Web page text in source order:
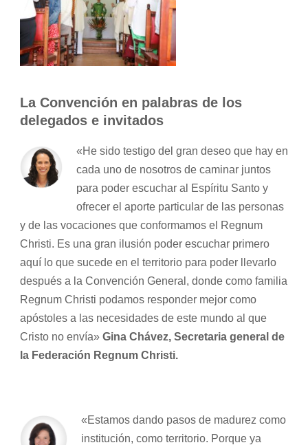
La Convención en palabras de los
delegados e invitados
«He sido testigo del gran deseo que hay en
cada uno de nosotros de caminar juntos
para poder escuchar al Espíritu Santo y
ofrecer el aporte particular de las personas
y de las vocaciones que conformamos el Regnum
Christi. Es una gran ilusión poder escuchar primero
aquí lo que sucede en el territorio para poder llevarlo
después a la Convención General, donde como familia
Regnum Christi podamos responder mejor como
apóstoles a las necesidades de este mundo al que
Cristo no envía» Gina Chávez, Secretaria general de
la Federación Regnum Christi.
«Estamos dando pasos de madurez como
institución, como territorio. Porque ya